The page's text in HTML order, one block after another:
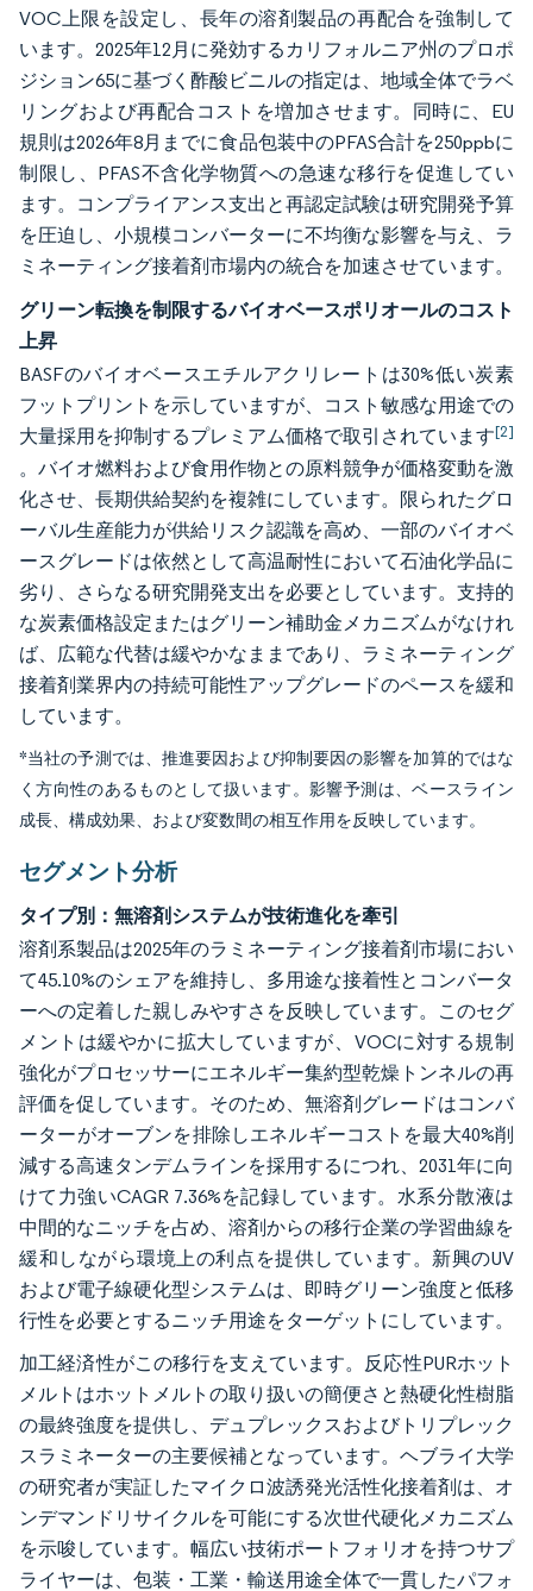
VOC上限を設定し、長年の溶剤製品の再配合を強制して
います。2025年12月に発効するカリフォルニア州のプロポ
ジション65に基づく酢酸ビニルの指定は、地域全体でラベ
リングおよび再配合コストを増加させます。同時に、EU
規則は2026年8月までに食品包装中のPFAS合計を250ppbに
制限し、PFAS不含化学物質への急速な移行を促進してい
ます。コンプライアンス支出と再認定試験は研究開発予算
を圧迫し、小規模コンバーターに不均衡な影響を与え、ラ
ミネーティング接着剤市場内の統合を加速させています。
グリーン転換を制限するバイオベースポリオールのコスト
上昇
BASFのバイオベースエチルアクリレートは30%低い炭素
フットプリントを示していますが、コスト敏感な用途での
大量採用を抑制するプレミアム価格で取引されています[2]
。バイオ燃料および食用作物との原料競争が価格変動を激
化させ、長期供給契約を複雑にしています。限られたグロ
ーバル生産能力が供給リスク認識を高め、一部のバイオベ
ースグレードは依然として高温耐性において石油化学品に
劣り、さらなる研究開発支出を必要としています。支持的
な炭素価格設定またはグリーン補助金メカニズムがなけれ
ば、広範な代替は緩やかなままであり、ラミネーティング
接着剤業界内の持続可能性アップグレードのペースを緩和
しています。
*当社の予測では、推進要因および抑制要因の影響を加算的ではな
く方向性のあるものとして扱います。影響予測は、ベースライン
成長、構成効果、および変数間の相互作用を反映しています。
セグメント分析
タイプ別：無溶剤システムが技術進化を牽引
溶剤系製品は2025年のラミネーティング接着剤市場におい
て45.10%のシェアを維持し、多用途な接着性とコンバータ
ーへの定着した親しみやすさを反映しています。このセグ
メントは緩やかに拡大していますが、VOCに対する規制
強化がプロセッサーにエネルギー集約型乾燥トンネルの再
評価を促しています。そのため、無溶剤グレードはコンバ
ーターがオーブンを排除しエネルギーコストを最大40%削
減する高速タンデムラインを採用するにつれ、2031年に向
けて力強いCAGR 7.36%を記録しています。水系分散液は
中間的なニッチを占め、溶剤からの移行企業の学習曲線を
緩和しながら環境上の利点を提供しています。新興のUV
および電子線硬化型システムは、即時グリーン強度と低移
行性を必要とするニッチ用途をターゲットにしています。
加工経済性がこの移行を支えています。反応性PURホット
メルトはホットメルトの取り扱いの簡便さと熱硬化性樹脂
の最終強度を提供し、デュプレックスおよびトリプレック
スラミネーターの主要候補となっています。ヘブライ大学
の研究者が実証したマイクロ波誘発光活性化接着剤は、オ
ンデマンドリサイクルを可能にする次世代硬化メカニズム
を示唆しています。幅広い技術ポートフォリオを持つサプ
ライヤーは、包装・工業・輸送用途全体で一貫したパフォ